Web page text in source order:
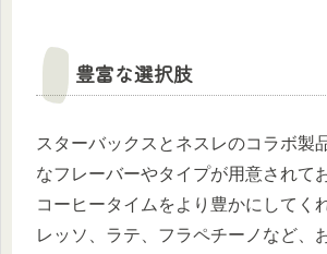
豊富な選択肢
スターバックスとネスレのコラボ製
なフレーバーやタイプが用意されて
コーヒータイムをより豊かにしてく
レッソ、ラテ、フラペチーノなど、